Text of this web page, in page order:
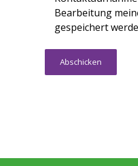
Bearbeitung
gespeichert